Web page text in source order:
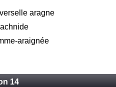
aragne
araignée
14